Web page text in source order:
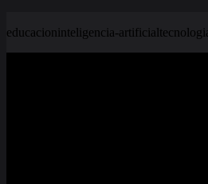
educacioninteligencia-artificial